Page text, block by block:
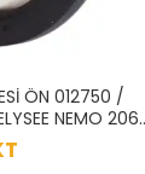
ÖN 012750 /
NEMO 206
BPPR PRTNR